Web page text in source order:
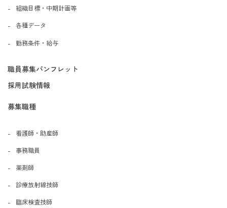
組織目標・中期計画等
各種データ
勤務条件・給与
職員募集パンフレット
採用試験情報
募集職種
看護師・助産師
事務職員
薬剤師
診療放射線技師
臨床検査技師